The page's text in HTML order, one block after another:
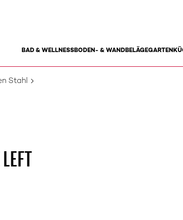
BAD & WELLNESSBODEN- & WANDBELÄGEGARTEN
Stahl